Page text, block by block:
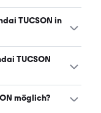
in folgenden
silber, beige,
TUCSON in
in folgenden
TUCSON
möglich?